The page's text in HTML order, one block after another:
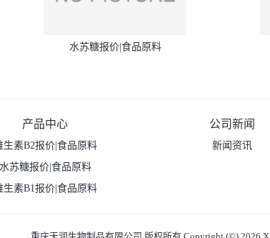
水苏糖报价|食品原料
产品中心
生素B2报价|食品原料
水苏糖报价|食品原料
生素B1报价|食品原料
公司新闻
新闻资讯